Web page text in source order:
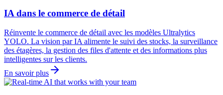
IA dans le commerce de détail
Réinvente le commerce de détail avec les modèles Ultralytics
YOLO. La vision par IA alimente le suivi des stocks, la surveillance
des étagères, la gestion des files d'attente et des informations plus
intelligentes sur les clients.
En savoir plus